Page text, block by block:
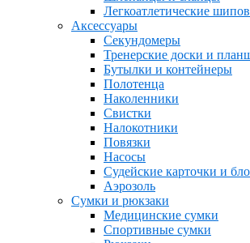
Легкоатлетические
Аксессуары
Секундомеры
Тренерские доски и
Бутылки и контейнеры
Полотенца
Наколенники
Свистки
Налокотники
Повязки
Насосы
Судейские карточки и
Аэрозоль
Сумки и рюкзаки
Медицинские сумки
Спортивные сумки